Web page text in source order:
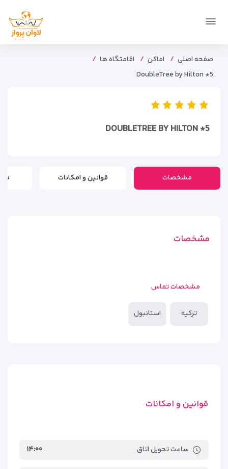
صفحه اصلی اماکن
اقامتگاه ها
DoubleTree by Hilton *5
DOUBLETREE BY HILTON *5
مشخصات قوانین و امکانات
مشخصات
مشخصات تماس
ترکیه استانبول
قوانین و امکانات
ساعت تحویل اتاق ۱۴:۰۰